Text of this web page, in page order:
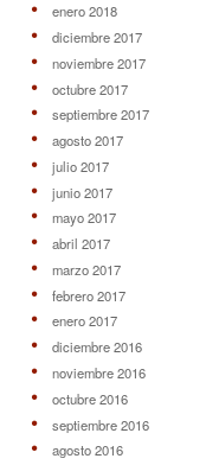
enero 2018
diciembre 2017
noviembre 2017
octubre 2017
septiembre 2017
agosto 2017
julio 2017
junio 2017
mayo 2017
abril 2017
marzo 2017
febrero 2017
enero 2017
diciembre 2016
noviembre 2016
octubre 2016
septiembre 2016
agosto 2016